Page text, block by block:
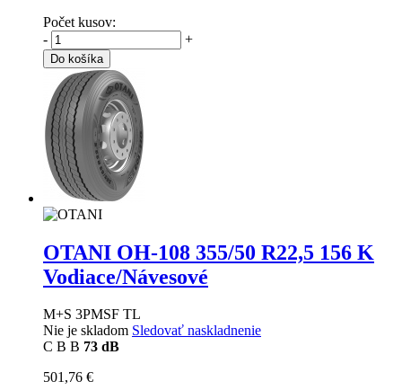
Počet kusov:
-
+
Do košíka
OTANI OH-108 355/50 R22,5 156 K
Vodiace/Návesové
M+S 3PMSF TL
Nie je skladom Sledovať naskladnenie
C B B 73 dB
501,76 €